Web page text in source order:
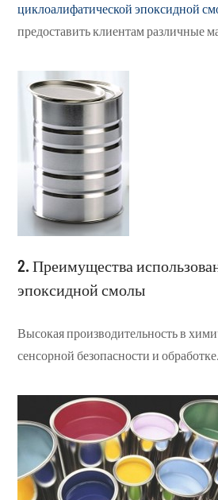
циклоалифатической эпоксидной
предоставить клиентам различные
2. Преимущества
эпоксидной смолы
Высокая производительность в
сенсорной безопасности и обработке.